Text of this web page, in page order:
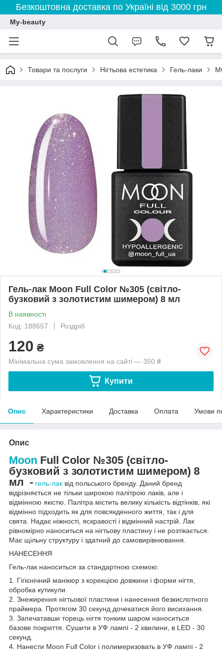
Безкоштовна доставка по Україні від 3000 грн
My-beauty
Товари та послуги Нігтьова естетика Гель-лаки
Гель-лак Moon Full Color №305 (світло-
бузковий з золотистим шимером) 8 мл
В наявності
Код: 188657
Роздріб
120 ₴
Мінімальна сума замовлення на сайті — 350 ₴
Купити
Опис Характеристики Доставка Оплата Умови
Опис
Moon Full Color №305 (світло-
бузковий з золотистим шимером) 8
мл - гель-лак від польського бренду. Даний бренд
відрізняється не тільки широкою палітрою лаків, але і
відмінною якістю. Палітра містить велику кількість відтінків, які
відмінно підходить як для повсякденного життя, так і для
свята. Надає ніжності, яскравості і відмінний настрій. Лак
рівномірно наноситься на нігтьову пластину і не розтікається.
Має щільну структуру і здатний до самовирівнювання.
НАНЕСЕННЯ
Гель-лак наноситься за стандартною схемою:
1. Гігієнічний манікюр з корекцією довжини і форми нігтя,
обробка кутикули.
2. Знежирення нігтьової пластини і нанесення безкислотного
праймера. Протягом 30 секунд дочекатися його висихання.
3. Запечатавши торець нігтя тонким шаром наноситься
базове покриття. Сушити в УФ лампі - 2 хвилини, в LED - 30
секунд.
4. Нанести Moon Full Color і полимеризовать в УФ лампі - 2